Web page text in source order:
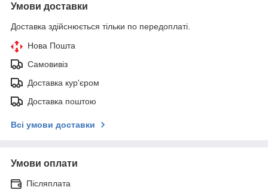
Умови доставки
Доставка здійснюється тільки по передоплаті.
Нова Пошта
Самовивіз
Доставка кур'єром
Доставка поштою
Всі умови доставки
Умови оплати
Післяплата